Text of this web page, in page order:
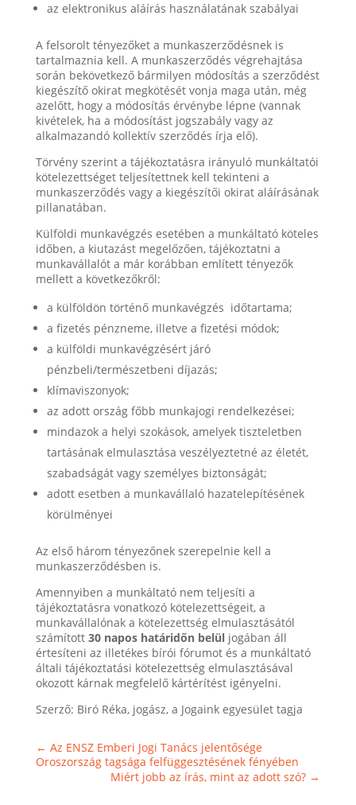
az elektronikus aláírás használatának szabályai
A felsorolt tényezőket a munkaszerződésnek is
tartalmaznia kell. A munkaszerződés végrehajtása
során bekövetkező bármilyen módosítás a szerződést
kiegészítő okirat megkötését vonja maga után, még
azelőtt, hogy a módosítás érvénybe lépne (vannak
kivételek, ha a módosítást jogszabály vagy az
alkalmazandó kollektív szerződés írja elő).
Törvény szerint a tájékoztatásra irányuló munkáltatói
kötelezettséget teljesítettnek kell tekinteni a
munkaszerződés vagy a kiegészítői okirat aláírásának
pillanatában.
Külföldi munkavégzés esetében a munkáltató köteles
időben, a kiutazást megelőzően, tájékoztatni a
munkavállalót a már korábban említett tényezők
mellett a következőkről:
a külföldön történő munkavégzés időtartama;
a fizetés pénzneme, illetve a fizetési módok;
a külföldi munkavégzésért járó
pénzbeli/természetbeni díjazás;
klímaviszonyok;
az adott ország főbb munkajogi rendelkezései;
mindazok a helyi szokások, amelyek tiszteletben
tartásának elmulasztása veszélyeztetné az életét,
szabadságát vagy személyes biztonságát;
adott esetben a munkavállaló hazatelepítésének
körülményei
Az első három tényezőnek szerepelnie kell a
munkaszerződésben is.
Amennyiben a munkáltató nem teljesíti a
tájékoztatásra vonatkozó kötelezettségeit, a
munkavállalónak a kötelezettség elmulasztásától
számított 30 napos határidőn belüljogában áll
értesíteni az illetékes bírói fórumot és a munkáltató
általi tájékoztatási kötelezettség elmulasztásával
okozott kárnak megfelelő kártérítést igényelni.
Szerző: Biró Réka, jogász, a Jogaink egyesület tagja
← Az ENSZ Emberi Jogi Tanács jelentősége
Oroszország tagsága felfüggesztésének fényében
Miért jobb az írás, mint az adott szó? →